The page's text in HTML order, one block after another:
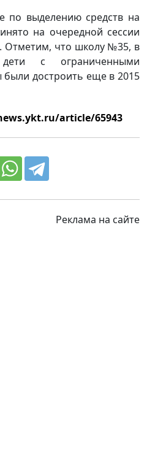
по выделению средств на
на очередной сессии
Отметим, что школу №35, в
с ограниченными
достроить еще в 2015
article/65943
Реклама на сайте